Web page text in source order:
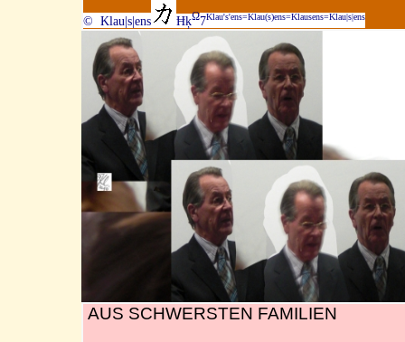
© Klau|s|ens ĦķΩ7Klau's'ens=Klau(s)ens=Klausens=Klau|s|ens
AUS SCHWERSTEN FAMILIEN